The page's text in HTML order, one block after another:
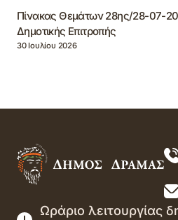
Πίνακας Θεμάτων 28ης/28-07-
Δημοτικής Επιτροπής
30 Ιουλίου 2026
Ωράριο λειτουργίας